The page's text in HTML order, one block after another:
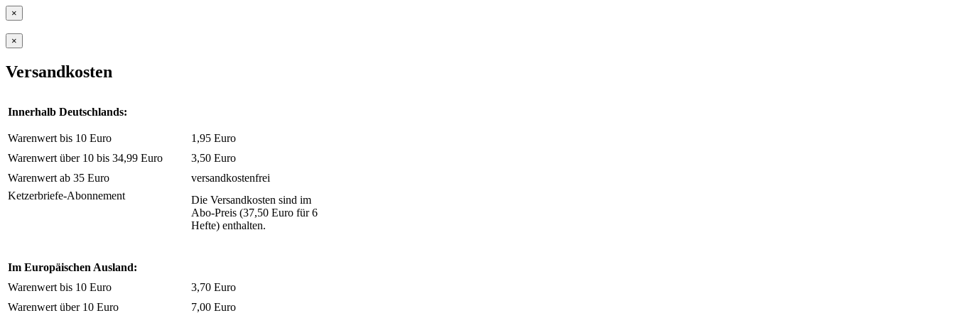
×
×
Versandkosten
Innerhalb Deutschlands:
Warenwert bis 10 Euro
1,95 Euro
Warenwert über 10 bis 34,99 Euro
3,50 Euro
Warenwert ab 35 Euro
versandkostenfrei
Ketzerbriefe-Abonnement
Die Versandkosten sind im
Abo-Preis (37,50 Euro für 6
Hefte) enthalten.
Im Europäischen Ausland:
Warenwert bis 10 Euro
3,70 Euro
Warenwert über 10 Euro
7,00 Euro